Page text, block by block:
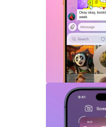
Telegram机器人流
复实时生成体验升
Telegram GIF标题